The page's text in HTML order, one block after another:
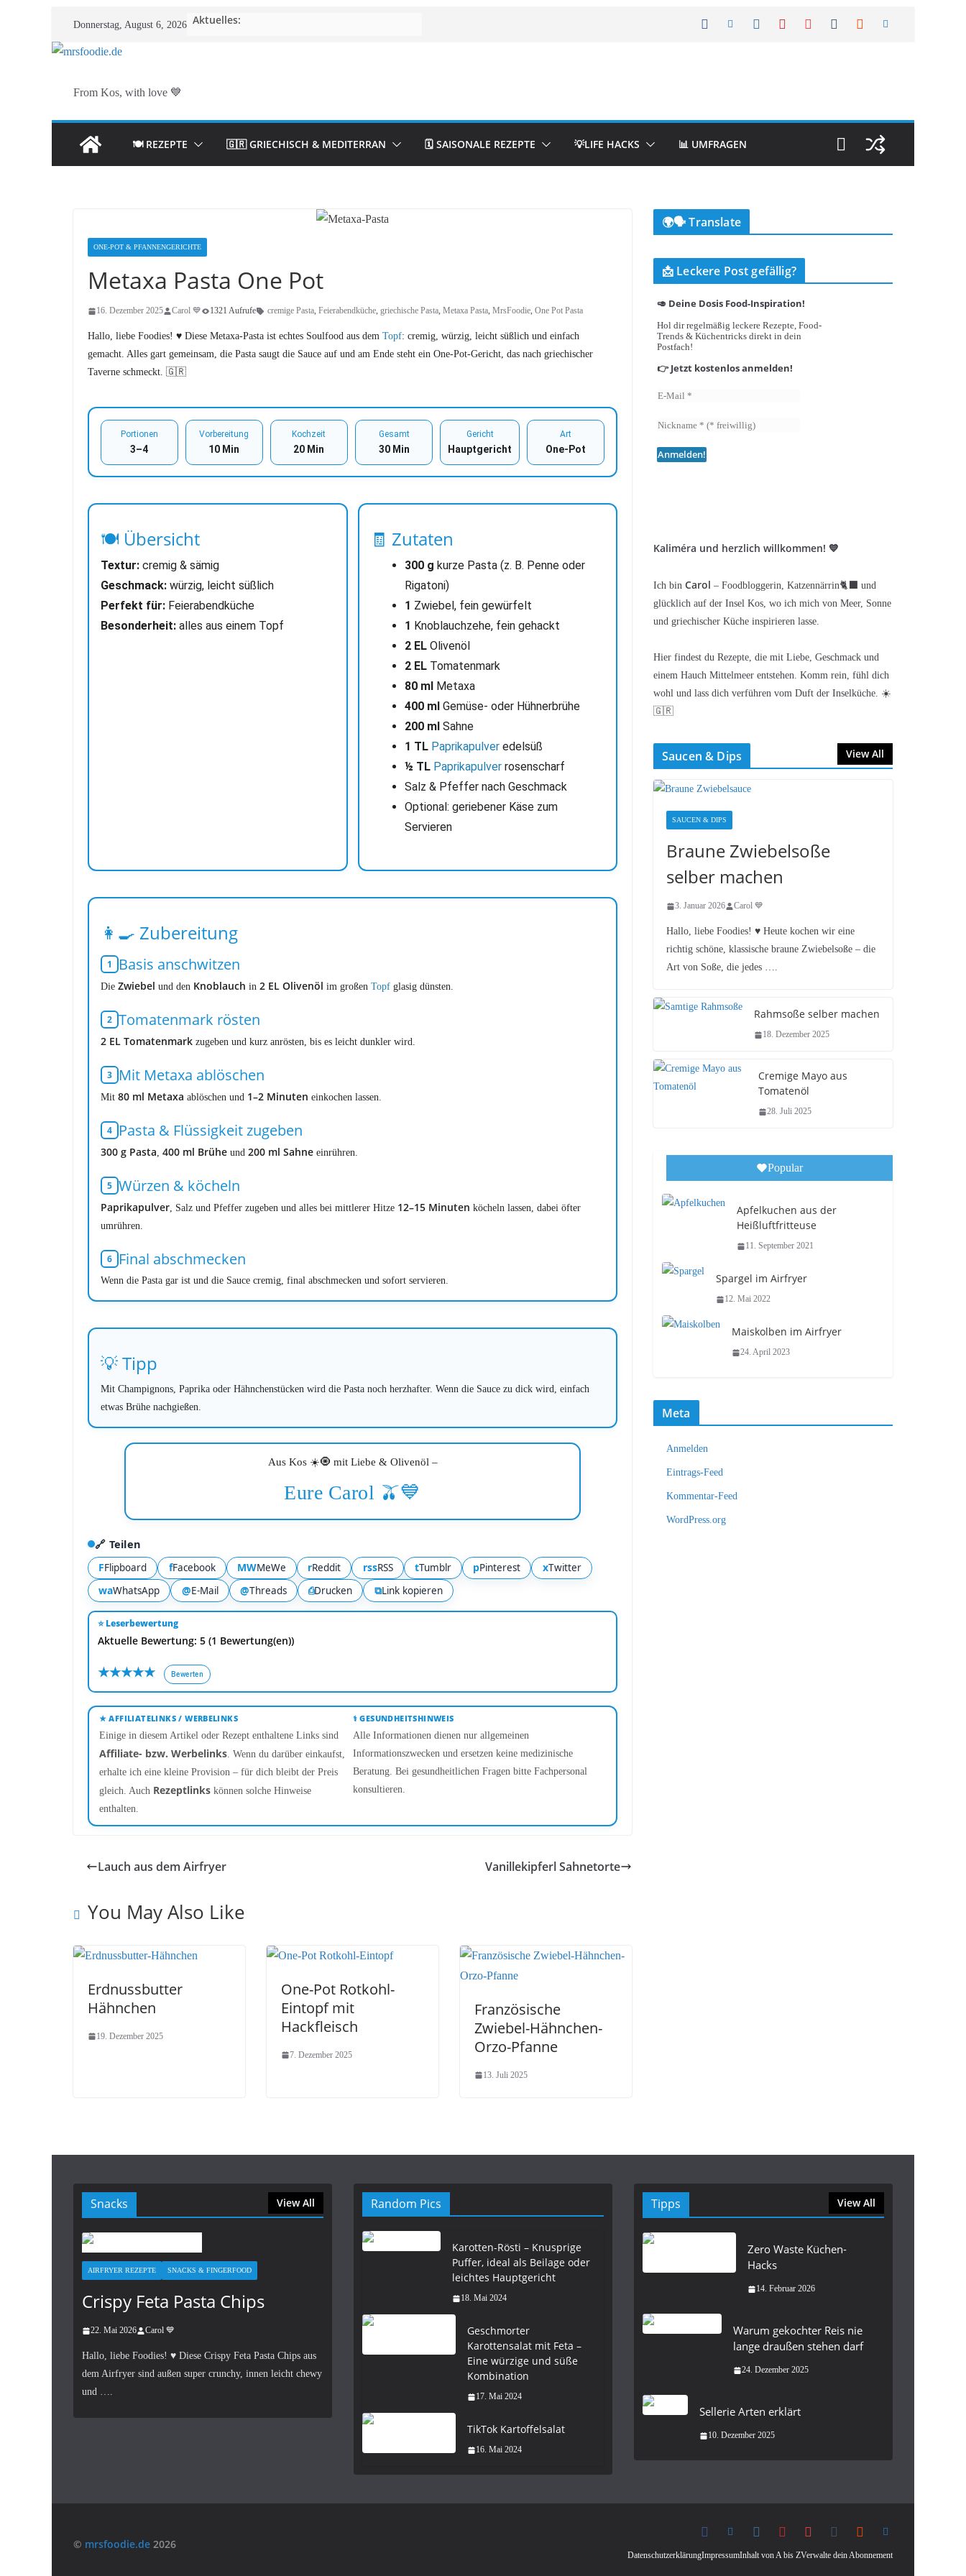
springen
Donnerstag, August 6, 2026 Aktuelles:
From Kos, with love 💙
🍽️ REZEPTE 🇬🇷 GRIECHISCH & MEDITERRAN 🗓️ SAISONALE REZEPTE 💡LIFE HACKS 📊 UMFRAGEN
ONE-POT & PFANNENGERICHTE
Metaxa Pasta One Pot
16. Dezember 2025 Carol 💙 1321 Aufrufe cremige Pasta, Feierabendküche, griechische Pasta, Metaxa Pasta, MrsFoodie, One Pot Pasta
Hallo, liebe Foodies! ♥︎ Diese Metaxa-Pasta ist echtes Soulfood aus dem Topf: cremig, würzig, leicht süßlich und einfach
gemacht. Alles gart gemeinsam, die Pasta saugt die Sauce auf und am Ende steht ein One-Pot-Gericht, das nach griechischer
Taverne schmeckt. 🇬🇷
Portionen
3–4
Vorbereitung
10 Min
Kochzeit
20 Min
Gesamt
30 Min
Gericht
Hauptgericht
Art
One-Pot
🍽 Übersicht
Textur:cremig & sämig
Geschmack:würzig, leicht süßlich
Perfekt für:Feierabendküche
Besonderheit:alles aus einem Topf
🧾 Zutaten
300 g kurze Pasta (z. B. Penne oder
Rigatoni)
1 Zwiebel, fein gewürfelt
1 Knoblauchzehe, fein gehackt
2 EL Olivenöl
2 EL Tomatenmark
80 ml Metaxa
400 ml Gemüse- oder Hühnerbrühe
200 ml Sahne
1 TL Paprikapulver edelsüß
½ TL Paprikapulver rosenscharf
Salz & Pfeffer nach Geschmack
Optional: geriebener Käse zum
Servieren
👩‍🍳 Zubereitung
Basis anschwitzen
Die Zwiebel und den Knoblauch in 2 EL Olivenöl im großen Topfglasig dünsten.
Tomatenmark rösten
2 EL Tomatenmarkzugeben und kurz anrösten, bis es leicht dunkler wird.
Mit Metaxa ablöschen
Mit 80 ml Metaxa ablöschen und 1–2 Minuten einkochen lassen.
Pasta & Flüssigkeit zugeben
300 g Pasta 400 ml Brüheund 200 ml Sahneeinrühren.
Würzen & köcheln
Paprikapulver, Salz und Pfeffer zugeben und alles bei mittlerer Hitze 12–15 Minuten köcheln lassen, dabei öfter
umrühren.
Final abschmecken
Wenn die Pasta gar ist und die Sauce cremig, final abschmecken und sofort servieren.
💡 Tipp
Mit Champignons, Paprika oder Hähnchenstücken wird die Pasta noch herzhafter. Wenn die Sauce zu dick wird, einfach
etwas Brühe nachgießen.
Aus Kos ☀️🧿 mit Liebe & Olivenöl –
Eure Carol 🫒💙
🔗 Teilen
FFlipboard fFacebook MWMeWe rReddit rssRSS tTumblr pPinterest xTwitter
waWhatsApp @E-Mail @Threads ⎙Drucken ⧉Link kopieren
⭐ Leserbewertung
Aktuelle Bewertung: 5 (1 Bewertung(en))
★★★★★ Bewerten
★ AFFILIATELINKS / WERBELINKS
Einige in diesem Artikel oder Rezept enthaltene Links sind
Affiliate- bzw. Werbelinks. Wenn du darüber einkaufst,
erhalte ich eine kleine Provision – für dich bleibt der Preis
gleich. Auch Rezeptlinkskönnen solche Hinweise
enthalten.
⚕️ GESUNDHEITSHINWEIS
Alle Informationen dienen nur allgemeinen
Informationszwecken und ersetzen keine medizinische
Beratung. Bei gesundheitlichen Fragen bitte Fachpersonal
konsultieren.
Lauch aus dem Airfryer Vanillekipferl Sahnetorte
You May Also Like
Erdnussbutter
Hähnchen
19. Dezember 2025
One-Pot Rotkohl-
Eintopf mit
Hackfleisch
7. Dezember 2025
Französische
Zwiebel-Hähnchen-
Orzo-Pfanne
13. Juli 2025
🌍🗣️ Translate
📩 Leckere Post gefällig?
🥑 Deine Dosis Food-Inspiration!
Hol dir regelmäßig leckere Rezepte, Food-
Trends & Küchentricks direkt in dein
Postfach!
👉 Jetzt kostenlos anmelden!
Kaliméra und herzlich willkommen! 💙
Ich bin Carol – Foodbloggerin, Katzennärrin🐈‍⬛ und
glücklich auf der Insel Kos, wo ich mich von Meer, Sonne
und griechischer Küche inspirieren lasse.
Hier findest du Rezepte, die mit Liebe, Geschmack und
einem Hauch Mittelmeer entstehen. Komm rein, fühl dich
wohl und lass dich verführen vom Duft der Inselküche. ☀️
🇬🇷
Saucen & Dips View All
SAUCEN & DIPS
Braune Zwiebelsoße
selber machen
3. Januar 2026 Carol 💙
Hallo, liebe Foodies! ♥︎ Heute kochen wir eine
richtig schöne, klassische braune Zwiebelsoße – die
Art von Soße, die jedes ….
Rahmsoße selber machen
18. Dezember 2025
Cremige Mayo aus
Tomatenöl
28. Juli 2025
Popular
Apfelkuchen aus der
Heißluftfritteuse
11. September 2021
Spargel im Airfryer
12. Mai 2022
Maiskolben im Airfryer
24. April 2023
Meta
Anmelden
Eintrags-Feed
Kommentar-Feed
WordPress.org
Snacks View All
AIRFRYER REZEPTE SNACKS & FINGERFOOD
Crispy Feta Pasta Chips
22. Mai 2026 Carol 💙
Hallo, liebe Foodies! ♥︎ Diese Crispy Feta Pasta Chips aus
dem Airfryer sind außen super crunchy, innen leicht chewy
und ….
Random Pics
Karotten-Rösti – Knusprige
Puffer, ideal als Beilage oder
leichtes Hauptgericht
18. Mai 2024
Geschmorter
Karottensalat mit Feta –
Eine würzige und süße
Kombination
17. Mai 2024
TikTok Kartoffelsalat
16. Mai 2024
Tipps View All
Zero Waste Küchen-
Hacks
14. Februar 2026
Warum gekochter Reis nie
lange draußen stehen darf
24. Dezember 2025
Sellerie Arten erklärt
10. Dezember 2025
DatenschutzerklärungImpressumInhalt von A bis ZVerwalte dein Abonnement
©️ mrsfoodie.de 2026